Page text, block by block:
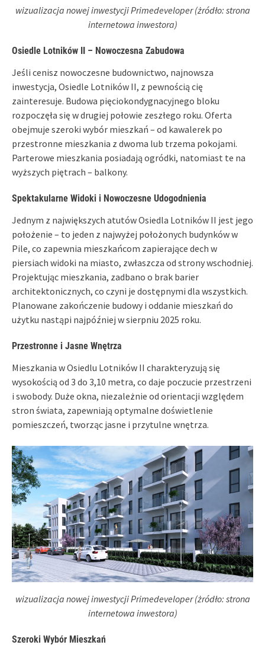
wizualizacja nowej inwestycji Primedeveloper (żródło: strona
internetowa inwestora)
Osiedle Lotników II – Nowoczesna Zabudowa
Jeśli cenisz nowoczesne budownictwo, najnowsza
inwestycja, Osiedle Lotników II, z pewnością cię
zainteresuje. Budowa pięciokondygnacyjnego bloku
rozpoczęła się w drugiej połowie zeszłego roku. Oferta
obejmuje szeroki wybór mieszkań – od kawalerek po
przestronne mieszkania z dwoma lub trzema pokojami.
Parterowe mieszkania posiadają ogródki, natomiast te na
wyższych piętrach – balkony.
Spektakularne Widoki i Nowoczesne Udogodnienia
Jednym z największych atutów Osiedla Lotników II jest jego
położenie – to jeden z najwyżej położonych budynków w
Pile, co zapewnia mieszkańcom zapierające dech w
piersiach widoki na miasto, zwłaszcza od strony wschodniej.
Projektując mieszkania, zadbano o brak barier
architektonicznych, co czyni je dostępnymi dla wszystkich.
Planowane zakończenie budowy i oddanie mieszkań do
użytku nastąpi najpóźniej w sierpniu 2025 roku.
Przestronne i Jasne Wnętrza
Mieszkania w Osiedlu Lotników II charakteryzują się
wysokością od 3 do 3,10 metra, co daje poczucie przestrzeni
i swobody. Duże okna, niezależnie od orientacji względem
stron świata, zapewniają optymalne doświetlenie
pomieszczeń, tworząc jasne i przytulne wnętrza.
wizualizacja nowej inwestycji Primedeveloper (żródło: strona
internetowa inwestora)
Szeroki Wybór Mieszkań